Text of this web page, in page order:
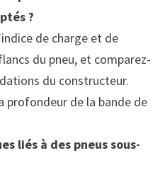
?
de charge et de
du pneu, et comparez-
du constructeur.
profondeur de la bande de
liés à des pneus sous-